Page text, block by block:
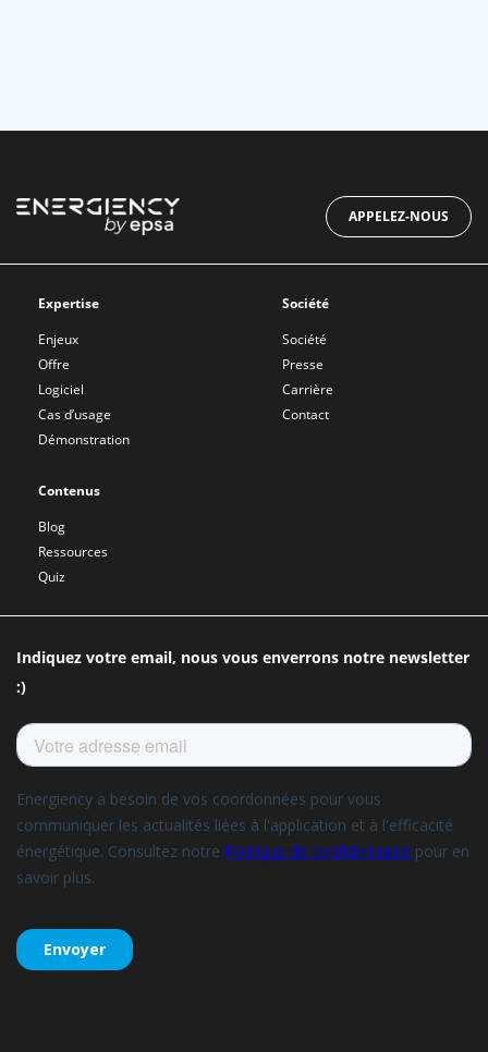
APPELEZ-NOUS
Expertise
Enjeux
Offre
Logiciel
Cas d’usage
Démonstration
Société
Société
Presse
Carrière
Contact
Contenus
Blog
Ressources
Quiz
Indiquez votre email, nous vous enverrons notre newsletter
:)